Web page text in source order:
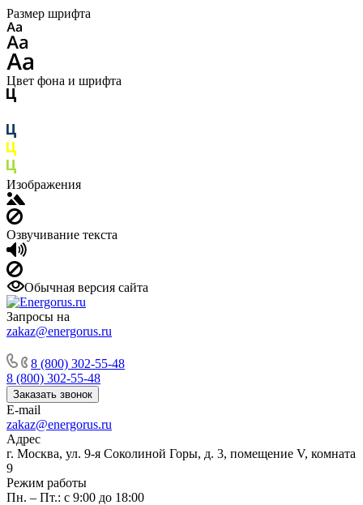
Размер шрифта
Цвет фона и шрифта
Изображения
Озвучивание текста
Обычная версия сайта
Запросы на
zakaz@energorus.ru
8 (800) 302-55-48
8 (800) 302-55-48
Заказать звонок
E-mail
zakaz@energorus.ru
Адрес
г. Москва, ул. 9-я Соколиной Горы, д. 3, помещение V, комната
9
Режим работы
Пн. – Пт.: с 9:00 до 18:00